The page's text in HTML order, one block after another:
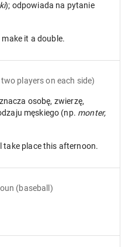
); odpowiada na pytanie
make it a double.
players on each side)
osobę, zwierzę,
męskiego (np. monter,
take place this afternoon.
(baseball)